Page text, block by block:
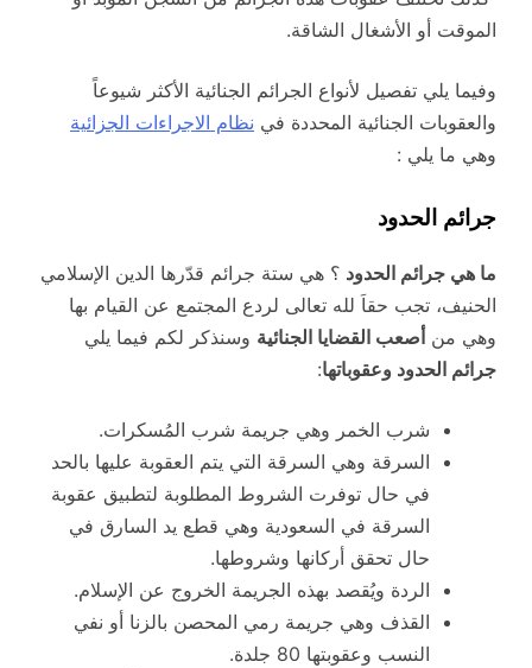
الموقت أو الأشغال الشاقة.
وفيما يلي تفصيل لأنواع الجرائم الجنائية الأكثر شيوعاً
والعقوبات الجنائية المحددة في نظام الاجراءات الجزائية
وهي ما يلي :
جرائم الحدود
ما هي جرائم الحدود ؟ هي ستة جرائم قدّرها الدين الإسلامي
الحنيف، تجب حقاَ لله تعالى لردع المجتمع عن القيام بها
وهي من أصعب القضايا الجنائية وسنذكر لكم فيما يلي
جرائم الحدود وعقوباتها:
شرب الخمر وهي جريمة شرب المُسكرات.
السرقة وهي السرقة التي يتم العقوبة عليها بالحد
في حال توفرت الشروط المطلوبة لتطبيق عقوبة
السرقة في السعودية وهي قطع يد السارق في
حال تحقق أركانها وشروطها.
الردة ويُقصد بهذه الجريمة الخروج عن الإسلام.
القذف وهي جريمة رمي المحصن بالزنا أو نفي
النسب وعقوبتها 80 جلدة.